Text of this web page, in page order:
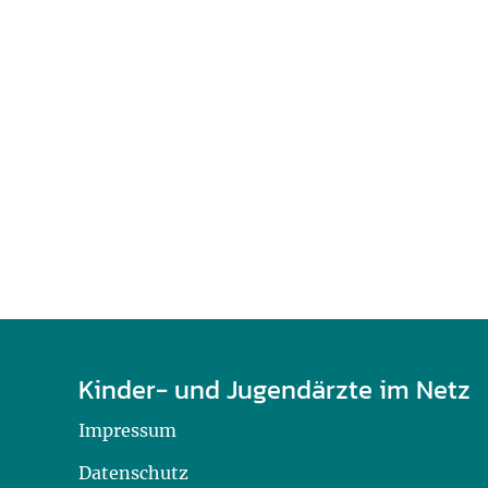
Kinder- und Jugendärzte im Netz
Impressum
Datenschutz